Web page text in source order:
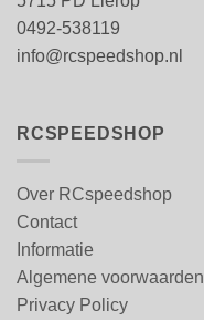
0492-538119
info@rcspeedshop.nl
RCSPEEDSHOP
Over RCspeedshop
Contact
Informatie
Algemene voorwaarden
Privacy Policy